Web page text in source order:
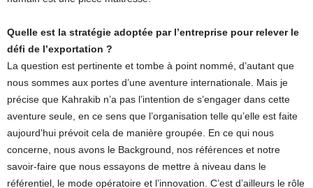
Quelle est la stratégie adoptée par l’entreprise pour relever le
défi de l’exportation ?
La question est pertinente et tombe à point nommé, d’autant que
nous sommes aux portes d’une aventure internationale. Mais je
précise que Kahrakib n’a pas l’intention de s’engager dans cette
aventure seule, en ce sens que l’organisation telle qu’elle est faite
aujourd’hui prévoit cela de manière groupée. En ce qui nous
concerne, nous avons le Background, nos références et notre
savoir-faire que nous essayons de mettre à niveau dans le
référentiel, le mode opératoire et l’innovation. C’est d’ailleurs le rôle